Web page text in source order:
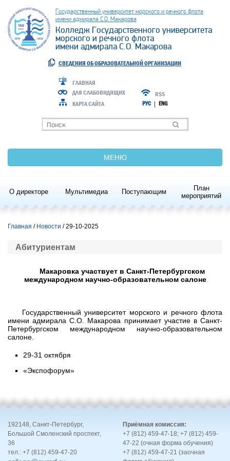
Государственный университет морского и речного флота
имени адмирала С.О. Макарова
Колледж Государственного университета
морского и речного флота
имени адмирала С.О. Макарова
СВЕДЕНИЯ ОБ ОБРАЗОВАТЕЛЬНОЙ ОРГАНИЗАЦИИ
ГЛАВНАЯ
ДЛЯ СЛАБОВИДЯЩИХ
КАРТА САЙТА
RSS
РУС| ENG
МЕНЮ
О директоре Мультимедиа Поступающим
План
мероприятий
Главная Новости / 29-10-2025
Абитуриентам
Макаровка участвует в Санкт-Петербургском
международном научно-образовательном салоне
Государственный университет морского и речного флота
имени адмирала С.О. Макарова принимает участие в Санкт-
Петербургском международном научно-образовательном
салоне.
29-31 октября
«Экспофорум»
192148, Санкт-Петербург,
Большой Смоленский проспект,
36
тел.: +7 (812) 459-47-20
Приёмная комиссия:
+7 (812) 459-47-18; +7 (812) 459-
47-22 (очная форма обучения)
+7 (812) 459-47-21 (заочная